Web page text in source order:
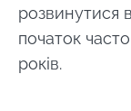
розвинутися
початок
років.